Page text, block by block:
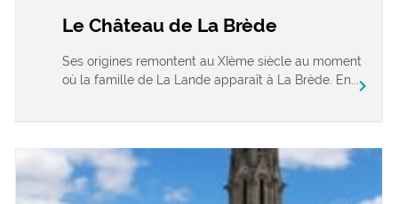
Le Château de La Brède
Ses origines remontent au XIème siècle au moment
où la famille de La Lande apparaît à La Brède. En...chevron_right